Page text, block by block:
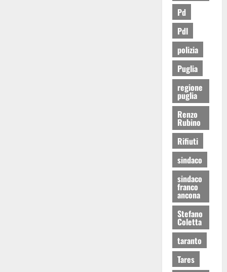
Pd
Pdl
polizia
Puglia
regione
puglia
Renzo
Rubino
Rifiuti
sindaco
sindaco
franco
ancona
Stefano
Coletta
taranto
Tares